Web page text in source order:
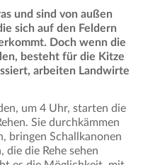
und sind von außen
sich auf den Feldern
Doch wenn die
besteht für die Kitze
arbeiten Landwirte
um 4 Uhr, starten die
Sie durchkämmen
bringen Schallkanonen
die Rehe sehen